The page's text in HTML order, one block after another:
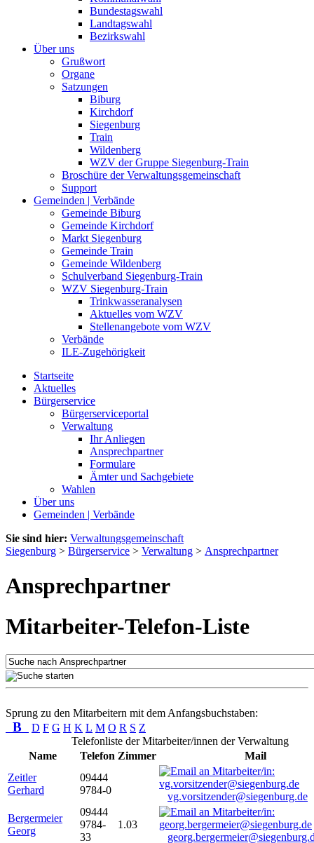
Bundestagswahl
Landtagswahl
Bezirkswahl
Über uns
Grußwort
Organe
Satzungen
Biburg
Kirchdorf
Siegenburg
Train
Wildenberg
WZV der Gruppe Siegenburg-Train
Broschüre der Verwaltungsgemeinschaft
Support
Gemeinden | Verbände
Gemeinde Biburg
Gemeinde Kirchdorf
Markt Siegenburg
Gemeinde Train
Gemeinde Wildenberg
Schulverband Siegenburg-Train
WZV Siegenburg-Train
Trinkwasseranalysen
Aktuelles vom WZV
Stellenangebote vom WZV
Verbände
ILE-Zugehörigkeit
Startseite
Aktuelles
Bürgerservice
Bürgerserviceportal
Verwaltung
Ihr Anliegen
Ansprechpartner
Formulare
Ämter und Sachgebiete
Wahlen
Über uns
Gemeinden | Verbände
Sie sind hier: Verwaltungsgemeinschaft
Siegenburg > Bürgerservice > Verwaltung > Ansprechpartner
Ansprechpartner
Mitarbeiter-Telefon-Liste
Sprung zu den Mitarbeitern mit dem Anfangsbuchstaben:
B D F G H K L M O R S Z
Telefonliste der Mitarbeiter/innen der Verwaltung
Name
Telefon Zimmer
Mail
Zeitler
Gerhard
09444
9784-0
vg.vorsitzender@siegenburg.de
Bergermeier
Georg
09444
9784-
33
1.03